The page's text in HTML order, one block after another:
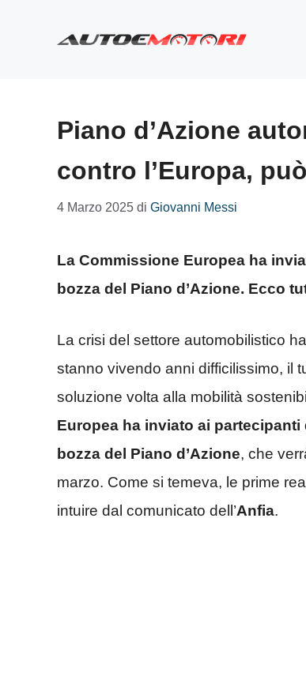
Piano d’Azione
contro l’Europa,
4 Marzo 2025 di Giovanni Messi
La Commissione Europea ha
bozza del Piano d’Azione. Ecco
La crisi del settore automobilistico
stanno vivendo anni difficilissimo, il
soluzione volta alla mobilità
Europea ha inviato ai
bozza del Piano d’Azione, che
marzo. Come si temeva, le prime
intuire dal comunicato dell’Anfia.